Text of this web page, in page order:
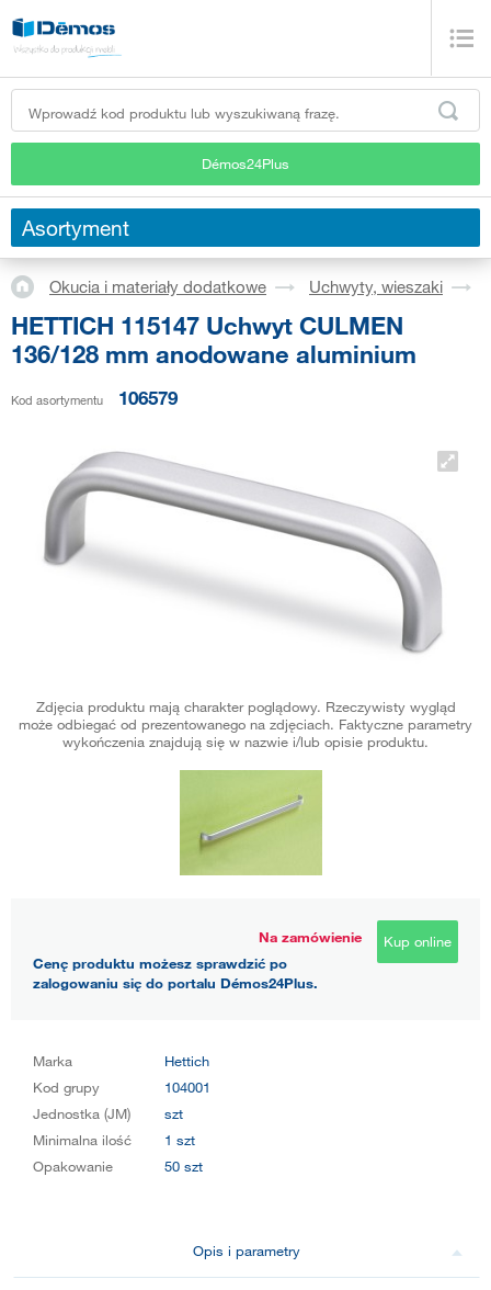
Démos24Plus
Asortyment
Okucia i materiały dodatkowe Uchwyty, wieszaki
HETTICH 115147 Uchwyt CULMEN
136/128 mm anodowane aluminium
Kod asortymentu 106579
Zdjęcia produktu mają charakter poglądowy. Rzeczywisty wygląd
może odbiegać od prezentowanego na zdjęciach. Faktyczne parametry
wykończenia znajdują się w nazwie i/lub opisie produktu.
Na zamówienie
Cenę produktu możesz sprawdzić po
zalogowaniu się do portalu Démos24Plus.
Kup online
Marka
Hettich
Kod grupy
104001
Jednostka (JM)
szt
Minimalna ilość
1 szt
Opakowanie
50 szt
Opis i parametry